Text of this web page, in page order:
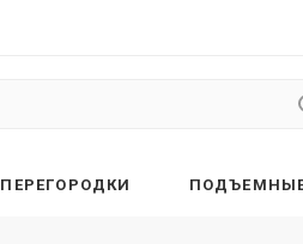
ПЕРЕГОРОДКИ